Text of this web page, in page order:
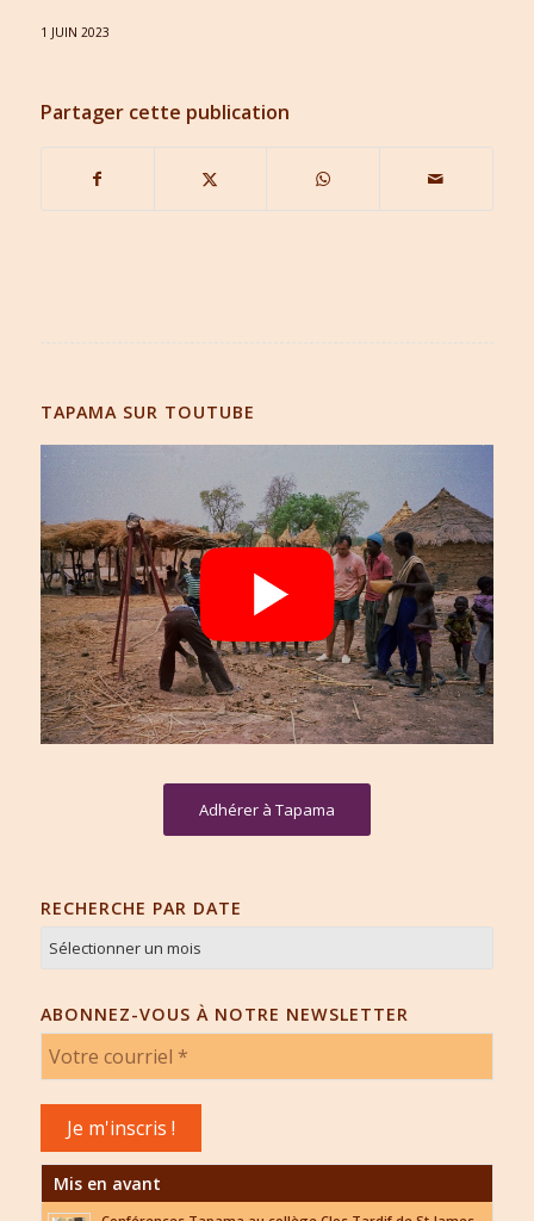
1 JUIN 2023
Partager cette publication
TAPAMA SUR TOUTUBE
Adhérer à Tapama
RECHERCHE PAR DATE
ABONNEZ-VOUS À NOTRE NEWSLETTER
Mis en avant